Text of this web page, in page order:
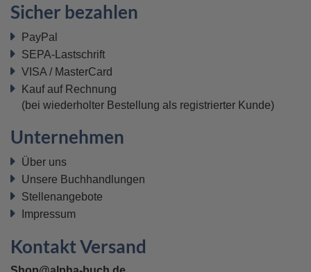
Sicher bezahlen
PayPal
SEPA-Lastschrift
VISA / MasterCard
Kauf auf Rechnung
(bei wiederholter Bestellung als registrierter Kunde)
Unternehmen
Über uns
Unsere Buchhandlungen
Stellenangebote
Impressum
Kontakt Versand